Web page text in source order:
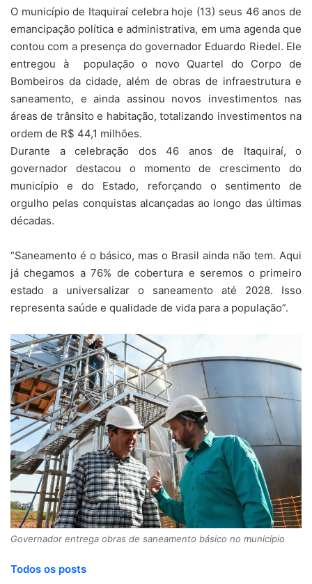
O município de Itaquiraí celebra hoje (13) seus 46 anos de
emancipação política e administrativa, em uma agenda que
contou com a presença do governador Eduardo Riedel. Ele
entregou à população o novo Quartel do Corpo de
Bombeiros da cidade, além de obras de infraestrutura e
saneamento, e ainda assinou novos investimentos nas
áreas de trânsito e habitação, totalizando investimentos na
ordem de R$ 44,1 milhões.
Durante a celebração dos 46 anos de Itaquiraí, o
governador destacou o momento de crescimento do
município e do Estado, reforçando o sentimento de
orgulho pelas conquistas alcançadas ao longo das últimas
décadas.
“Saneamento é o básico, mas o Brasil ainda não tem. Aqui
já chegamos a 76% de cobertura e seremos o primeiro
estado a universalizar o saneamento até 2028. Isso
representa saúde e qualidade de vida para a população”.
Governador entrega obras de saneamento básico no município
Todos os posts